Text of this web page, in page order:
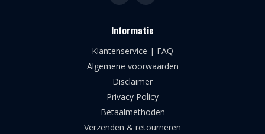
Informatie
Klantenservice | FAQ
Algemene voorwaarden
Disclaimer
Privacy Policy
Betaalmethoden
Verzenden & retourneren